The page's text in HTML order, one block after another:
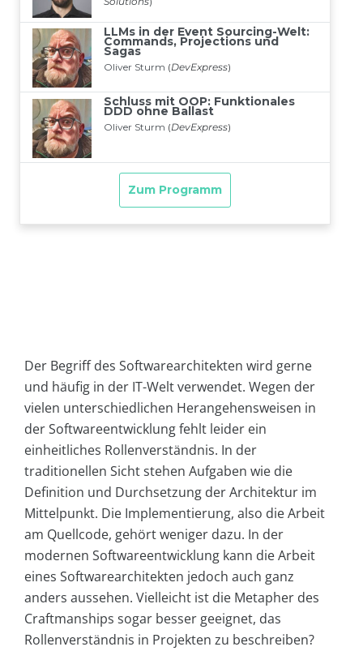
Der Begriff des Softwarearchitekten wird gerne
und häufig in der IT-Welt verwendet. Wegen der
vielen unterschiedlichen Herangehensweisen in
der Softwareentwicklung fehlt leider ein
einheitliches Rollenverständnis. In der
traditionellen Sicht stehen Aufgaben wie die
Definition und Durchsetzung der Architektur im
Mittelpunkt. Die Implementierung, also die Arbeit
am Quellcode, gehört weniger dazu. In der
modernen Softwareentwicklung kann die Arbeit
eines Softwarearchitekten jedoch auch ganz
anders aussehen. Vielleicht ist die Metapher des
Craftmanships sogar besser geeignet, das
Rollenverständnis in Projekten zu beschreiben?